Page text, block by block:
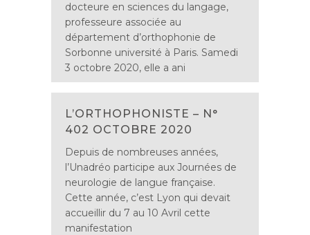
docteure en sciences du langage,
professeure associée au
département d’orthophonie de
Sorbonne université à Paris. Samedi
3 octobre 2020, elle a ani
L’ORTHOPHONISTE – N°
402 OCTOBRE 2020
Depuis de nombreuses années,
l’Unadréo participe aux Journées de
neurologie de langue française.
Cette année, c’est Lyon qui devait
accueillir du 7 au 10 Avril cette
manifestation